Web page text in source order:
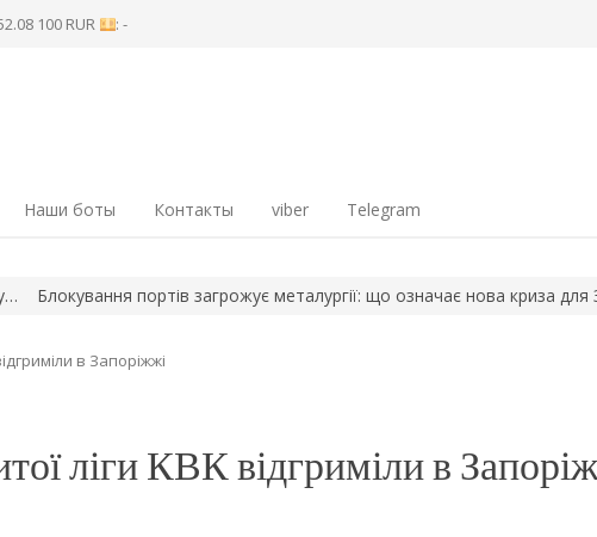
100 RUR : -
Наши боты Контакты viber Telegram
портів загрожує металургії: що означає нова криза для
в Запоріжжі
ліги КВК відгриміли в